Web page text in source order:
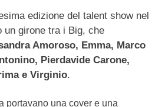
edizione del talent show nel
un girone tra i Big, che
Amoroso, Emma, Marco
Pierdavide Carone,
e Virginio.
portavano una cover e una